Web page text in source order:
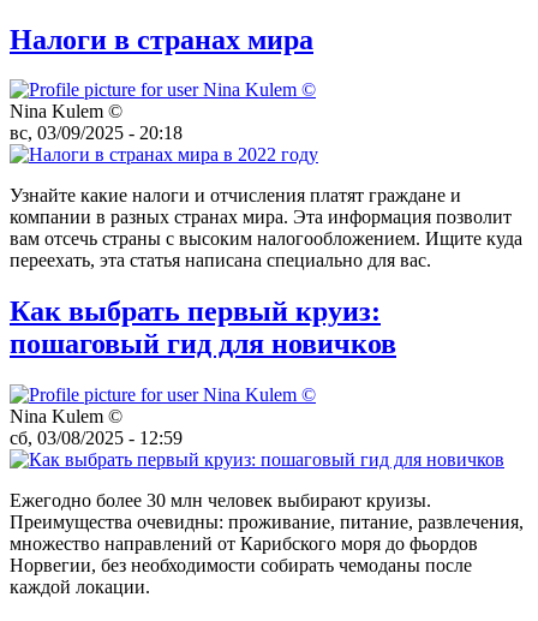
Налоги в странах мира
Nina Kulem ©️
вс, 03/09/2025 - 20:18
Узнайте какие налоги и отчисления платят граждане и
компании в разных странах мира. Эта информация позволит
вам отсечь страны с высоким налогообложением. Ищите куда
переехать, эта статья написана специально для вас.
Как выбрать первый круиз:
пошаговый гид для новичков
Nina Kulem ©️
сб, 03/08/2025 - 12:59
Ежегодно более 30 млн человек выбирают круизы.
Преимущества очевидны: проживание, питание, развлечения,
множество направлений от Карибского моря до фьордов
Норвегии, без необходимости собирать чемоданы после
каждой локации.